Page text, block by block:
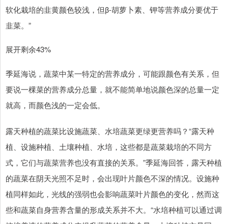
软化栽培的韭黄颜色较浅，但β-胡萝卜素、钾等营养成分要优于
韭菜。”
展开剩余43%
季延海说，蔬菜中某一特定的营养成分，可能跟颜色有关系，但
要说一棵菜的营养成分总量，就不能简单地说颜色深的总量一定
就高，而颜色浅的一定会低。
露天种植的蔬菜比设施蔬菜、水培蔬菜更绿更营养吗？“露天种
植、设施种植、土壤种植、水培，这些都是蔬菜栽培的不同方
式，它们与蔬菜营养也没有直接的关系。”季延海回答，露天种植
的蔬菜在阴天光照不足时，会出现叶片颜色不深的情况。设施种
植同样如此，光线的强弱也会影响蔬菜叶片颜色的变化，然而这
些和蔬菜自身营养含量的形成关系并不大。“水培种植可以通过调